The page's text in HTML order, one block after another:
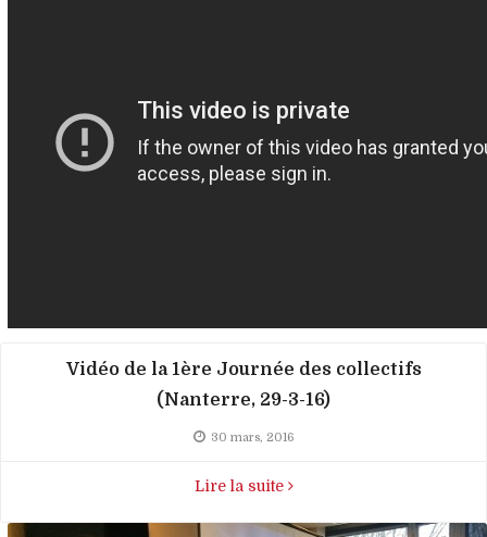
Vidéo de la 1ère Journée des collectifs
(Nanterre, 29-3-16)
30 mars, 2016
Lire la suite